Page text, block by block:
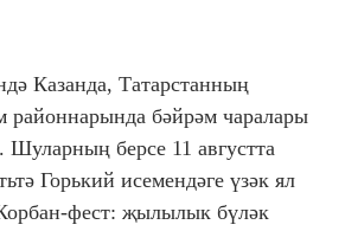
Казанда, Татарстанның
районнарында бәйрәм чаралары
Шуларның берсе 11 августта
Горький исемендәге үзәк ял
фест: җылылык бүләк